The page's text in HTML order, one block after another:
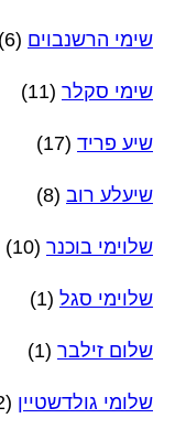
שימי הרשנבוים (6)
שימי סקלר (11)
שיע פריד (17)
שיעלע רוב (8)
שלוימי בוכנר (10)
שלוימי סגל (1)
שלום זילבר (1)
שלומי גולדשטיין (2)